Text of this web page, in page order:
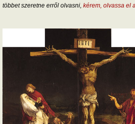
többet szeretne erről olvasni, kérem, olvassa el